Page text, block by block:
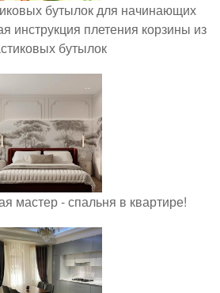
бутылок для начинающих
инструкция плетения корзины из
бутылок
мастер - спальня в квартире!